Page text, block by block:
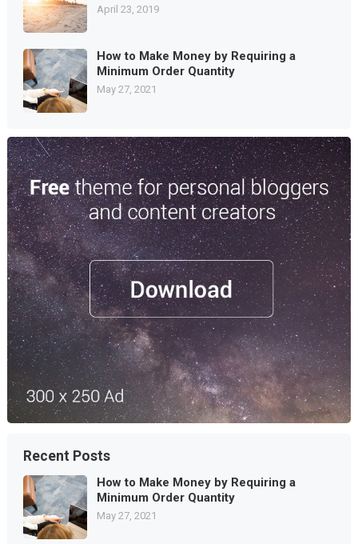
April 23, 2019
How to Make Money by Requiring a
Minimum Order Quantity
May 27, 2021
Recent Posts
How to Make Money by Requiring a
Minimum Order Quantity
May 27, 2021